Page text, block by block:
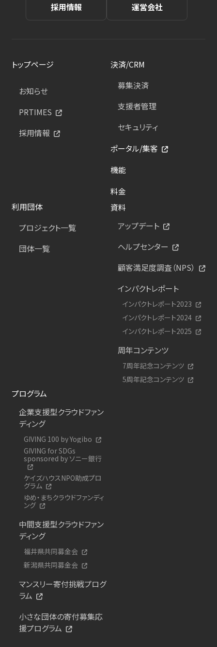
採用情報 運営会社
トップページ
お知らせ
PRTIMES
採用情報
決済/CRM
募集決済
支援者管理
セキュリティ
ポータル/集客
機能
料金
利用団体
プロジェクト一覧
団体一覧
資料
アップデート
ヘルプセンター
顧客満足度調査（NPS）
インパクトレポート
インパクトレポート2023
インパクトレポート2024
インパクトレポート2025
周年コンテンツ
7周年記念コンテンツ
5周年記念コンテンツ
プログラム
企業支援型クラウドファン
ディング
GIVING 100 by Yogibo
GIVING for SDGs
sponsored by ソニー銀行
ケイズハウスNPO助成プロ
グラム
ゆめ・まちクラウドファンディ
ング
中間支援型クラウドファン
ディング
福井県共同募金会
新潟県共同募金会
マンスリー寄付挑戦プログ
ラム
小さな団体の寄付募集応
援プログラム